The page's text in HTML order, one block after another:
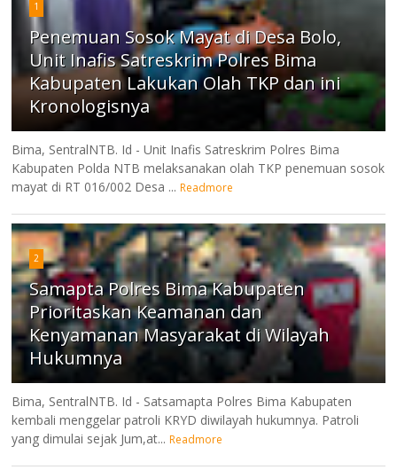
1
Penemuan Sosok Mayat di Desa Bolo,
Unit Inafis Satreskrim Polres Bima
Kabupaten Lakukan Olah TKP dan ini
Kronologisnya
Bima, SentralNTB. Id - Unit Inafis Satreskrim Polres Bima
Kabupaten Polda NTB melaksanakan olah TKP penemuan sosok
mayat di RT 016/002 Desa ... Readmore
2
Samapta Polres Bima Kabupaten
Prioritaskan Keamanan dan
Kenyamanan Masyarakat di Wilayah
Hukumnya
Bima, SentralNTB. Id - Satsamapta Polres Bima Kabupaten
kembali menggelar patroli KRYD diwilayah hukumnya. Patroli
yang dimulai sejak Jum,at... Readmore